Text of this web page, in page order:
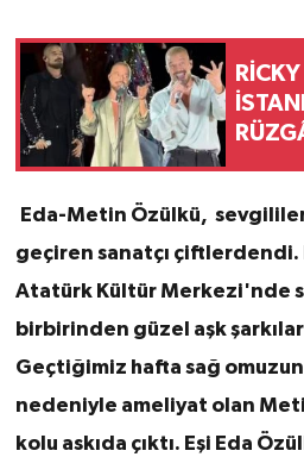
Eda-Metin Özülkü,
geçiren sanatçı çiftlerdendi.
Atatürk Kültür Merkezi'nde
birbirinden güzel aşk
Geçtiğimiz hafta sağ
nedeniyle ameliyat olan
kolu askıda çıktı. Eşi Eda